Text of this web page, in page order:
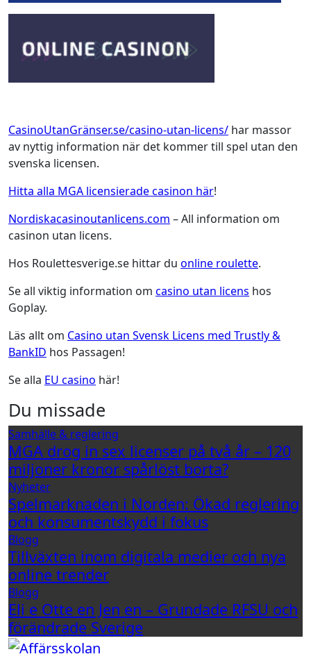
CasinoUtanGränser.se/casino-utan-licens/ har massor
av nyttig information när det kommer till spel utan den
svenska licensen.
Hitta alla MGA licensierade casinon här!
Nordiskacasinoutanlicens.com – All information om
casinon utan licens.
Hos Roulettesverige.se hittar du online roulette.
Se all viktig information om casino utan licens hos
Goplay.
Läs allt om Casino utan Svensk Licens med Trustly &
BankID hos Passagen!
Se alla EU casino här!
Du missade
Samhälle & reglering
MGA drog in sex licenser på två år – 120
miljoner kronor spårlöst borta?
Nyheter
Spelmarknaden i Norden: Ökad reglering
och konsumentskydd i fokus
Blogg
Tillväxten inom digitala medier och nya
online trender
Blogg
Eli e Otte en Jen en – Grundade RFSU och
förändrade Sverige